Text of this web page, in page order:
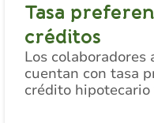
Tasa
créditos
Los
cuentan con tasa
crédito